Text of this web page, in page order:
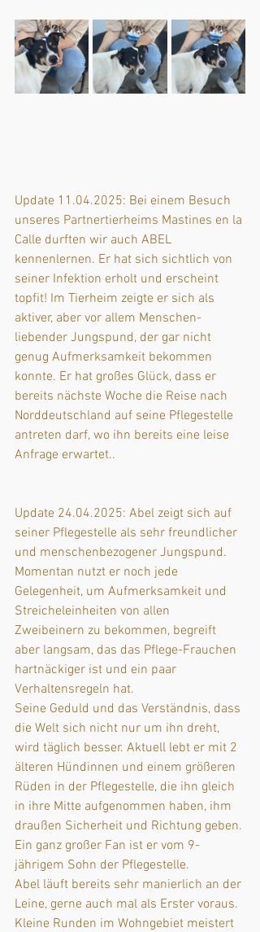
Update 11.04.2025: Bei einem Besuch
unseres Partnertierheims Mastines en la
Calle durften wir auch ABEL
kennenlernen. Er hat sich sichtlich von
seiner Infektion erholt und erscheint
topfit! Im Tierheim zeigte er sich als
aktiver, aber vor allem Menschen-
liebender Jungspund, der gar nicht
genug Aufmerksamkeit bekommen
konnte. Er hat großes Glück, dass er
bereits nächste Woche die Reise nach
Norddeutschland auf seine Pflegestelle
antreten darf, wo ihn bereits eine leise
Anfrage erwartet..
Update 24.04.2025: Abel zeigt sich auf
seiner Pflegestelle als sehr freundlicher
und menschenbezogener Jungspund.
Momentan nutzt er noch jede
Gelegenheit, um Aufmerksamkeit und
Streicheleinheiten von allen
Zweibeinern zu bekommen, begreift
aber langsam, das das Pflege-Frauchen
hartnäckiger ist und ein paar
Verhaltensregeln hat.
Seine Geduld und das Verständnis, dass
die Welt sich nicht nur um ihn dreht,
wird täglich besser. Aktuell lebt er mit 2
älteren Hündinnen und einem größeren
Rüden in der Pflegestelle, die ihn gleich
in ihre Mitte aufgenommen haben, ihm
draußen Sicherheit und Richtung geben.
Ein ganz großer Fan ist er vom 9-
jährigem Sohn der Pflegestelle.
Abel läuft bereits sehr manierlich an der
Leine, gerne auch mal als Erster voraus.
Kleine Runden im Wohngebiet meistert